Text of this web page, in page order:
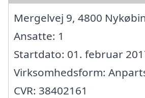
Mergelvej 9, 4800
Ansatte: 1
Startdato: 01. februar
Virksomhedsform:
CVR: 38402161